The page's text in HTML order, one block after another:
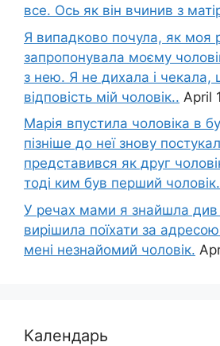
все. Ось як він вчинив з
Я випадково почула, як моя
запропонувала моєму
з нею. Я не дихала і чекала,
відповість мій чоловік.. April
Марія впустила чоловіка в
пізніше до неї знову
представився як друг
тоді ким був перший чоловік.
У речах мами я знайшла див
вирішила поїхати за
мені незнайомий чоловік.
Календарь